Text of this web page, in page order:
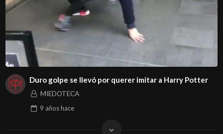
Duro golpe se llevó por querer imitar a Harry Potter
MIEDOTECA
9 añoshace